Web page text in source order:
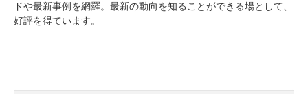
ドや最新事例を網羅。最新の動向を知ることができる場として、
好評を得ています。